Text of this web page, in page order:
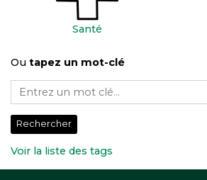
Santé
Ou tapez un mot-clé
Rechercher
Voir la liste des tags